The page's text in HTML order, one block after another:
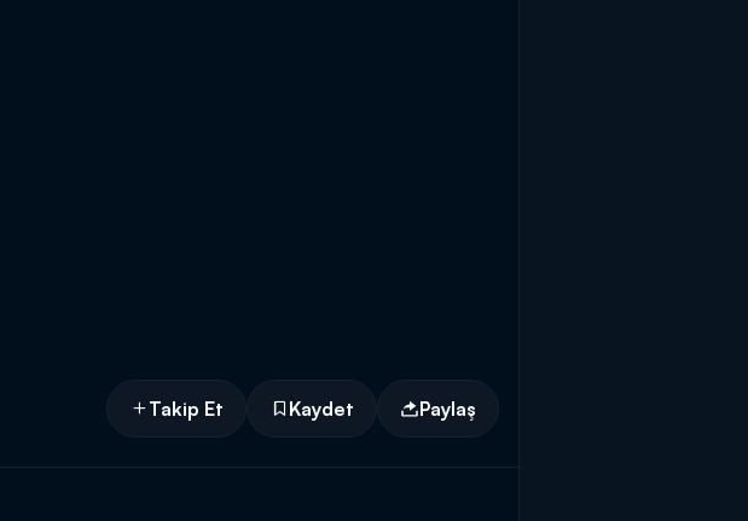
Takip Et Kaydet Paylaş